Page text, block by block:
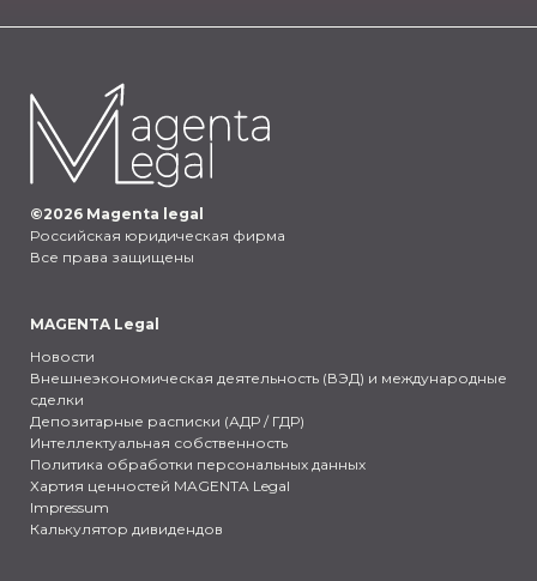
©2026 Magenta legal
Российская юридическая фирма
Все права защищены
MAGENTA Legal
Новости
Внешнеэкономическая деятельность (ВЭД) и международные
сделки
Депозитарные расписки (АДР / ГДР)
Интеллектуальная собственность
Политика обработки персональных данных
Хартия ценностей MAGENTA Legal
Impressum
Калькулятор дивидендов